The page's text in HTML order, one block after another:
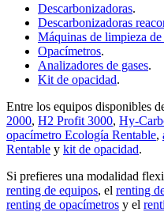
Descarbonizadoras.
Descarbonizadoras
Máquinas de limpieza
Opacímetros.
Analizadores de gases.
Kit de opacidad.
Entre los equipos disponibles
2000, H2 Profit 3000, Hy-
opacímetro Ecología Rentable,
Rentable y kit de opacidad.
Si prefieres una modalidad
renting de equipos, el renting
renting de opacímetros y el